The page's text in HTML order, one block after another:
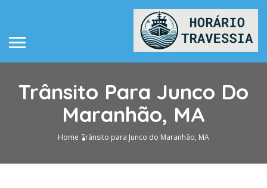
Trânsito Para Junco Do
Maranhão, MA
Home Trânsito para Junco do Maranhão, MA